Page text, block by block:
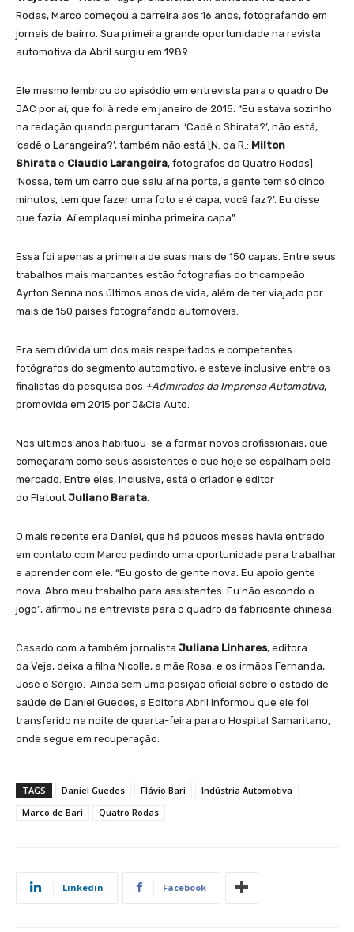
Rodas, Marco começou a carreira aos 16 anos, fotografando em
jornais de bairro. Sua primeira grande oportunidade na revista
automotiva da Abril surgiu em 1989.
Ele mesmo lembrou do episódio em entrevista para o quadro De
JAC por aí, que foi à rede em janeiro de 2015: “Eu estava sozinho
na redação quando perguntaram: ‘Cadê o Shirata?’, não está,
‘cadê o Larangeira?’, também não está [N. da R.: Milton
Shirata e Claudio Larangeira, fotógrafos da Quatro Rodas].
‘Nossa, tem um carro que saiu aí na porta, a gente tem só cinco
minutos, tem que fazer uma foto e é capa, você faz?’. Eu disse
que fazia. Aí emplaquei minha primeira capa”.
Essa foi apenas a primeira de suas mais de 150 capas. Entre seus
trabalhos mais marcantes estão fotografias do tricampeão
Ayrton Senna nos últimos anos de vida, além de ter viajado por
mais de 150 países fotografando automóveis.
Era sem dúvida um dos mais respeitados e competentes
fotógrafos do segmento automotivo, e esteve inclusive entre os
finalistas da pesquisa dos +Admirados da Imprensa Automotiva,
promovida em 2015 por J&Cia Auto.
Nos últimos anos habituou-se a formar novos profissionais, que
começaram como seus assistentes e que hoje se espalham pelo
mercado. Entre eles, inclusive, está o criador e editor
do Flatout Juliano Barata
O mais recente era Daniel, que há poucos meses havia entrado
em contato com Marco pedindo uma oportunidade para trabalhar
e aprender com ele. “Eu gosto de gente nova. Eu apoio gente
nova. Abro meu trabalho para assistentes. Eu não escondo o
jogo”, afirmou na entrevista para o quadro da fabricante chinesa.
Casado com a também jornalista Juliana Linhares, editora
da Veja, deixa a filha Nicolle, a mãe Rosa, e os irmãos Fernanda,
José e Sérgio. Ainda sem uma posição oficial sobre o estado de
saúde de Daniel Guedes, a Editora Abril informou que ele foi
transferido na noite de quarta-feira para o Hospital Samaritano,
onde segue em recuperação.
TAGS Daniel Guedes Flávio Bari
Indústria Automotiva
Marco de Bari
Quatro Rodas
Linkedin Facebook